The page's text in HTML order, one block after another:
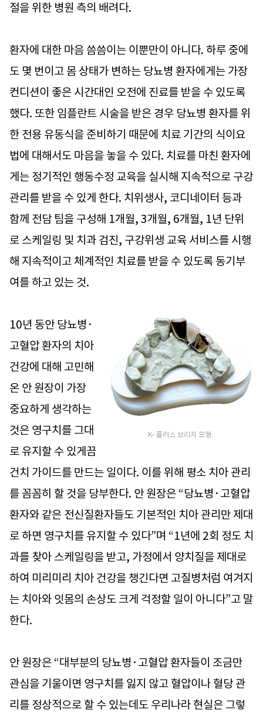
절을 위한 병원 측의 배려다.
환자에 대한 마음 씀씀이는 이뿐만이 아니다. 하루 중에
도 몇 번이고 몸 상태가 변하는 당뇨병 환자에게는 가장
컨디션이 좋은 시간대인 오전에 진료를 받을 수 있도록
했다. 또한 임플란트 시술을 받은 경우 당뇨병 환자를 위
한 전용 유동식을 준비하기 때문에 치료 기간의 식이요
법에 대해서도 마음을 놓을 수 있다. 치료를 마친 환자에
게는 정기적인 행동수정 교육을 실시해 지속적으로 구강
관리를 받을 수 있게 한다. 치위생사, 코디네이터 등과
함께 전담 팀을 구성해 1개월, 3개월, 6개월, 1년 단위
로 스케일링 및 치과 검진, 구강위생 교육 서비스를 시행
해 지속적이고 체계적인 치료를 받을 수 있도록 동기부
여를 하고 있는 것.
K- 플러스 브리지 모형.
10년 동안 당뇨병·
고혈압 환자의 치아
건강에 대해 고민해
온 안 원장이 가장
중요하게 생각하는
것은 영구치를 그대
로 유지할 수 있게끔
건치 가이드를 만드는 일이다. 이를 위해 평소 치아 관리
를 꼼꼼히 할 것을 당부한다. 안 원장은 “당뇨병·고혈압
환자와 같은 전신질환자들도 기본적인 치아 관리만 제대
로 하면 영구치를 유지할 수 있다”며 “1년에 2회 정도 치
과를 찾아 스케일링을 받고, 가정에서 양치질을 제대로
하여 미리미리 치아 건강을 챙긴다면 고질병처럼 여겨지
는 치아와 잇몸의 손상도 크게 걱정할 일이 아니다”고 말
한다.
안 원장은 “대부분의 당뇨병·고혈압 환자들이 조금만
관심을 기울이면 영구치를 잃지 않고 혈압이나 혈당 관
리를 정상적으로 할 수 있는데도 우리나라 현실은 그렇